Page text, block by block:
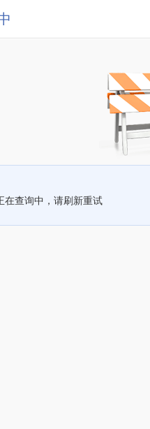
在查询中，请刷新重试